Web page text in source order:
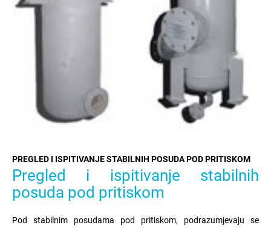
PREGLED I ISPITIVANJE STABILNIH POSUDA POD PRITISKOM
Pregled i ispitivanje stabilnih
posuda pod pritiskom
Pod stabilnim posudama pod pritiskom, podrazumjevaju se